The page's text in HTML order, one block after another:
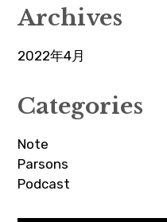
Archives
2022年4月
Categories
Note
Parsons
Podcast